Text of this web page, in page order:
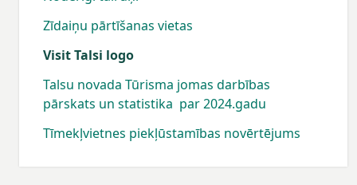
Zīdaiņu pārtīšanas vietas
Visit Talsi logo
Talsu novada Tūrisma jomas darbības
pārskats un statistika par 2024.gadu
Tīmekļvietnes piekļūstamības novērtējums